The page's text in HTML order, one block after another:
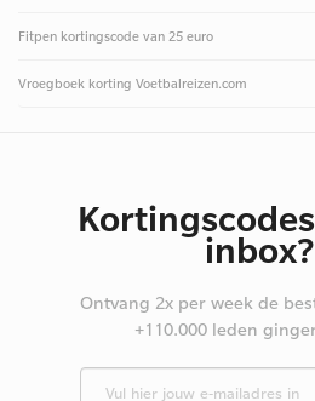
Fitpen kortingscode van 25 euro
Vroegboek korting Voetbalreizen.com
inbox?
Ontvang 2x per week de
+110.000 leden